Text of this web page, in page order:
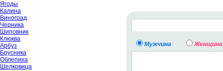
Ягоды
Калина
Виноград
Черника
Шиповник
Клюква
Арбуз
Брусника
Облепиха
Шелковица
Мужчина Женщина